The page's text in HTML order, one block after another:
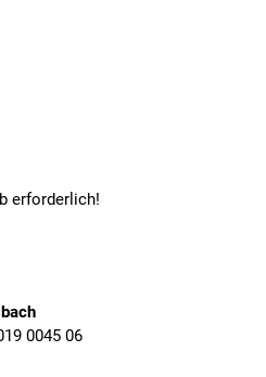
erforderlich!
0045 06